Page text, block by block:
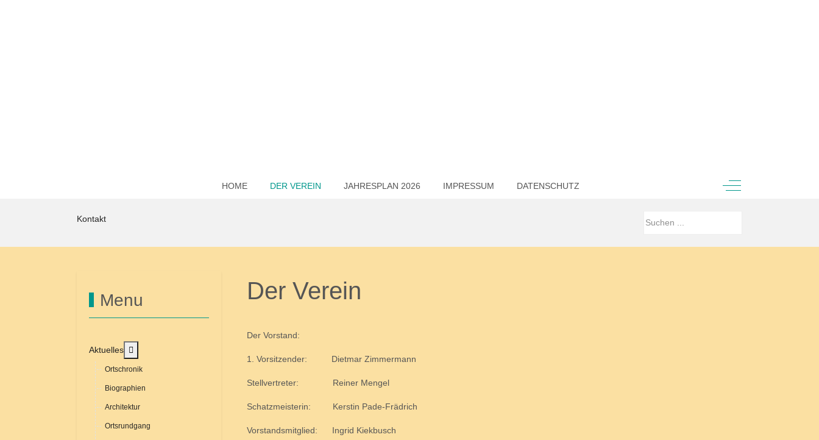
HOME DER VEREIN JAHRESPLAN 2026 IMPRESSUM DATENSCHUTZ Off-Canvas Toggle
Kontakt
Menu
Aktuelles
Ortschronik
Biographien
Architektur
Ortsrundgang
Der Verein
Der Vorstand:
1. Vorsitzender: Dietmar Zimmermann
Stellvertreter: Reiner Mengel
Schatzmeisterin: Kerstin Pade-Frädrich
Vorstandsmitglied: Ingrid Kiekbusch